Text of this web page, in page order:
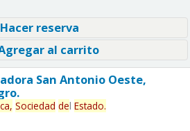
reserva
al carrito
San Antonio Oeste,
Sociedad del Estado.